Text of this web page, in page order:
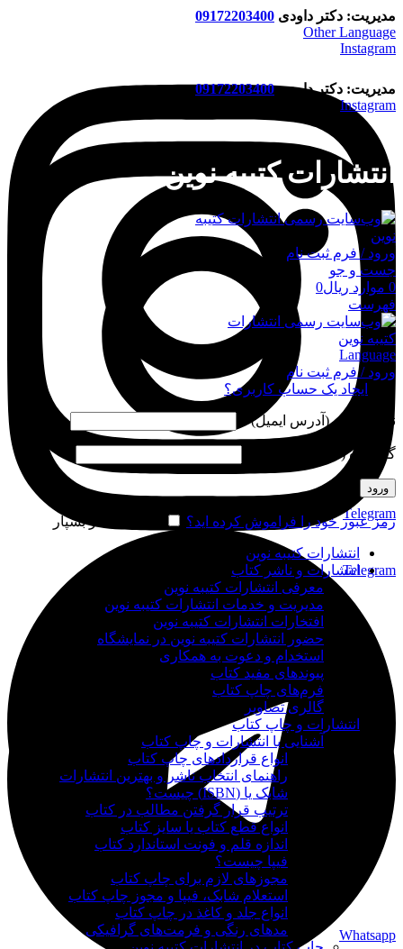
مدیریت: دکتر داودی 09172203400
Other Language
Instagram
Telegram
Whatsapp
مدیریت: دکتر داودی09172203400
Instagram
Telegram
انتشارات کتیبه نوین
ورود / فرم ثبت نام
جست و جو
0 موارد ریال0
فهرست
Language
ورود / فرم ثبت نام
ورود
ایجاد یک حساب کاربری؟
نام کاربری (آدرس ایمیل)
گذرواژه (شماره موبایل)
ورود
رمز عبور خود را فراموش کرده اید؟ مرا به خاطر بسپار
انتشارات کتیبه نوین
انتشارات و ناشر کتاب
معرفی انتشارات کتیبه نوین
مدیریت و خدمات انتشارات کتیبه نوین
افتخارات انتشارات کتیبه نوین
حضور انتشارات کتیبه نوین در نمایشگاه‌
استخدام و دعوت به همکاری
پیوندهای مفید کتاب
فرم‌های چاپ کتاب
گالری تصاویر
انتشارات و چاپ کتاب
آشنایی با انتشارات و چاپ کتاب
انواع قراردادهای چاپ کتاب
راهنمای انتخاب ناشر و بهترین انتشارات
شابک یا (ISBN) چیست؟
ترتیب قرار گرفتن مطالب در کتاب
انواع قطع کتاب یا سایز کتاب
اندازه قلم و فونت استاندارد کتاب
فیپا چیست؟
مجوزهای لازم برای چاپ کتاب
استعلام شابک، فیپا و مجوز چاپ کتاب
انواع جلد و کاغذ در چاپ کتاب
مدهای رنگی و فرمت‌های گرافیکی